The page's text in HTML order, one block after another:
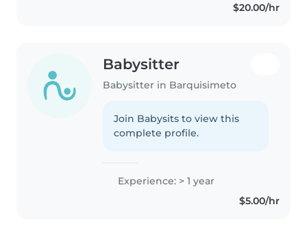
$20.00/hr
Babysitter
Babysitter in Barquisimeto
Join Babysits to view this
complete profile.
Experience: > 1 year
$5.00/hr